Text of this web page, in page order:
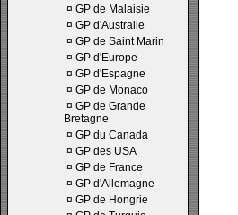
¤ GP de Malaisie
¤ GP d'Australie
¤ GP de Saint Marin
¤ GP d'Europe
¤ GP d'Espagne
¤ GP de Monaco
¤ GP de Grande
Bretagne
¤ GP du Canada
¤ GP des USA
¤ GP de France
¤ GP d'Allemagne
¤ GP de Hongrie